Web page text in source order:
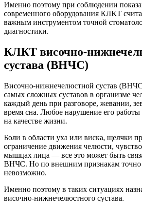
Именно поэтому при соблюдении
современного оборудования КЛКТ
важным инструментом точной
диагностики.
КЛКТ височно-
сустава (ВНЧС)
Височно-нижнечелюстной сустав
самых сложных суставов в организме
каждый день при разговоре, жевании,
время сна. Любое нарушение его работы
на качестве жизни.
Боли в области уха или виска, щелчки
ограничение движения челюсти,
мышцах лица — все это может быть
ВНЧС. Но по внешним признакам точно
невозможно.
Именно поэтому в таких ситуациях
височно-нижнечелюстного сустава.